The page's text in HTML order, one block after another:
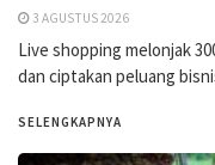
3 AGUSTUS 2026
Live shopping melonjak
dan ciptakan peluang
SELENGKAPNYA